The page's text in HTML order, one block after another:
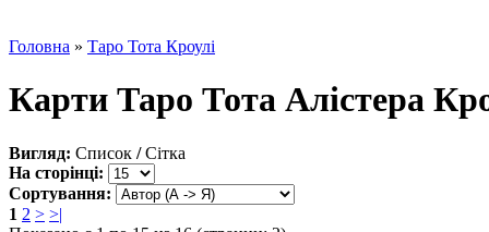
Головна » Таро Тота Кроулі
Карти Таро Тота Алістера
Вигляд: Список / Сітка
На сторінці:
Сортування:
1 2 > >|